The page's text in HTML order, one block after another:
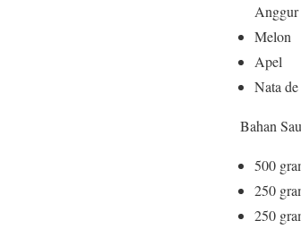
Anggur
Melon
Apel
Nata
Bahan
500
250
250